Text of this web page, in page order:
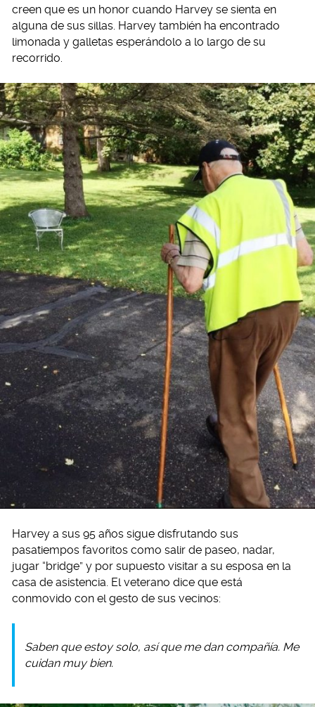
creen que es un honor cuando Harvey se sienta en
alguna de sus sillas. Harvey también ha encontrado
limonada y galletas esperándolo a lo largo de su
recorrido.
Harvey a sus 95 años sigue disfrutando sus
pasatiempos favoritos como salir de paseo, nadar,
jugar “bridge” y por supuesto visitar a su esposa en la
casa de asistencia. El veterano dice que está
conmovido con el gesto de sus vecinos:
Saben que estoy solo, así que me dan compañía. Me
cuidan muy bien.